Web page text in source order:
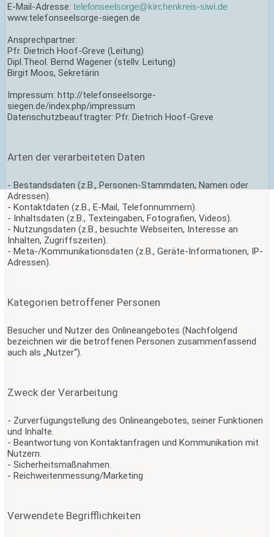
E-Mail-Adresse:telefonseelsorge@kirchenkreis-siwi.de
www.telefonseelsorge-siegen.de
Ansprechpartner:
Pfr. Dietrich Hoof-Greve (Leitung)
Dipl.Theol. Bernd Wagener (stellv. Leitung)
Birgit Moos, Sekretärin
Impressum: http://telefonseelsorge-
siegen.de/index.php/impressum
Datenschutzbeauftragter: Pfr. Dietrich Hoof-Greve
Arten der verarbeiteten Daten
- Bestandsdaten (z.B., Personen-Stammdaten, Namen oder
Adressen).
- Kontaktdaten (z.B., E-Mail, Telefonnummern).
- Inhaltsdaten (z.B., Texteingaben, Fotografien, Videos).
- Nutzungsdaten (z.B., besuchte Webseiten, Interesse an
Inhalten, Zugriffszeiten).
- Meta-/Kommunikationsdaten (z.B., Geräte-Informationen, IP-
Adressen).
Kategorien betroffener Personen
Besucher und Nutzer des Onlineangebotes (Nachfolgend
bezeichnen wir die betroffenen Personen zusammenfassend
auch als „Nutzer“).
Zweck der Verarbeitung
- Zurverfügungstellung des Onlineangebotes, seiner Funktionen
und Inhalte.
- Beantwortung von Kontaktanfragen und Kommunikation mit
Nutzern.
- Sicherheitsmaßnahmen.
- Reichweitenmessung/Marketing
Verwendete Begrifflichkeiten